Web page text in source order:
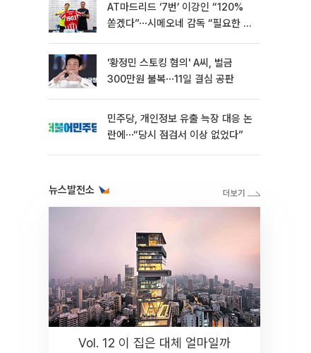
AT마드리드 ‘7번’ 이강인 “120%
쏟겠다”⋯시메오네 감독 “필요한 선
'황정민 스토킹 혐의' A씨, 벌금
300만원 불복⋯11일 결심 공판
민주당, 개인정보 유출 늑장 대응 논
란에⋯“당시 점검서 이상 없었다”
뉴스발전소
Vol. 12 이 집은 대체 얼마일까